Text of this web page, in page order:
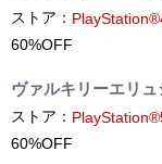
ストア：
60%OFF
ヴァルキリーエリ
ストア：
60%OFF